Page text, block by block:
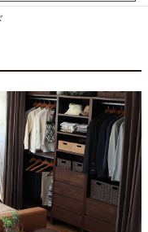
クデスク ウィルトンラ